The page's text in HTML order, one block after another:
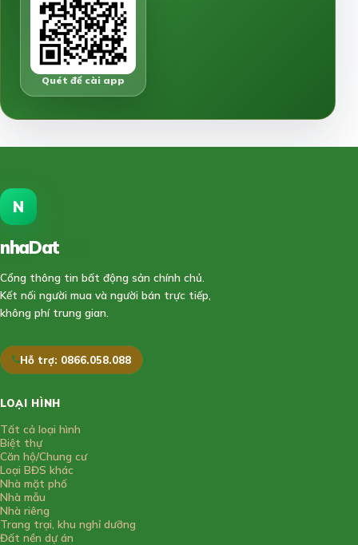
Quét để cài app
N
nhaDat
Cổng thông tin bất động sản chính chủ.
Kết nối người mua và người bán trực tiếp,
không phí trung gian.
Hỗ trợ: 0866.058.088
LOẠI HÌNH
Tất cả loại hình
Biệt thự
Căn hộ/Chung cư
Loại BĐS khác
Nhà mặt phố
Nhà mẫu
Nhà riêng
Trang trại, khu nghỉ dưỡng
Đất nền dự án